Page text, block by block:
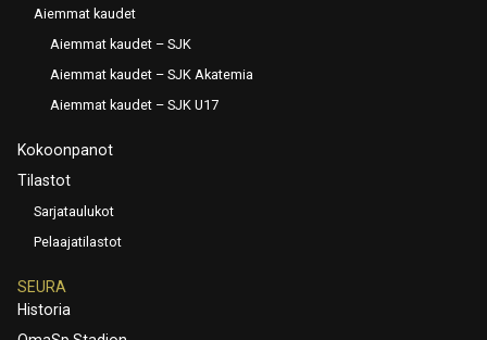
Aiemmat kaudet
Aiemmat kaudet – SJK
Aiemmat kaudet – SJK Akatemia
Aiemmat kaudet – SJK U17
Kokoonpanot
Tilastot
Sarjataulukot
Pelaajatilastot
SEURA
Historia